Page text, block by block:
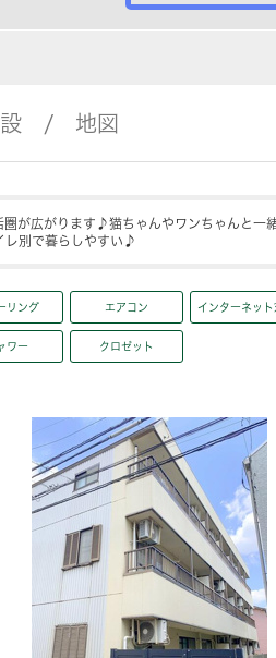
地図
が広がります♪猫ちゃんやワンちゃんと一
レ別で暮らしやすい♪
リング エアコン インターネット
ワー クロゼット